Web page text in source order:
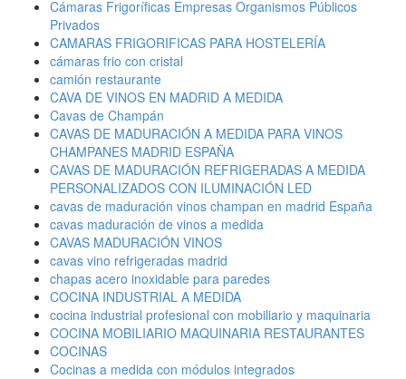
Cámaras Frigoríficas Empresas Organismos Públicos
Privados
CAMARAS FRIGORIFICAS PARA HOSTELERÍA
cámaras frio con cristal
camión restaurante
CAVA DE VINOS EN MADRID A MEDIDA
Cavas de Champán
CAVAS DE MADURACIÓN A MEDIDA PARA VINOS
CHAMPANES MADRID ESPAÑA
CAVAS DE MADURACIÓN REFRIGERADAS A MEDIDA
PERSONALIZADOS CON ILUMINACIÓN LED
cavas de maduración vinos champan en madrid España
cavas maduración de vinos a medida
CAVAS MADURACIÓN VINOS
cavas vino refrigeradas madrid
chapas acero inoxidable para paredes
COCINA INDUSTRIAL A MEDIDA
cocina industrial profesional con mobiliario y maquinaria
COCINA MOBILIARIO MAQUINARIA RESTAURANTES
COCINAS
Cocinas a medida con módulos integrados